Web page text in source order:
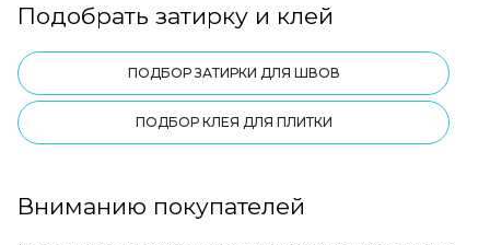
Подобрать затирку и клей
ПОДБОР ЗАТИРКИ ДЛЯ ШВОВ
ПОДБОР КЛЕЯ ДЛЯ ПЛИТКИ
Вниманию покупателей